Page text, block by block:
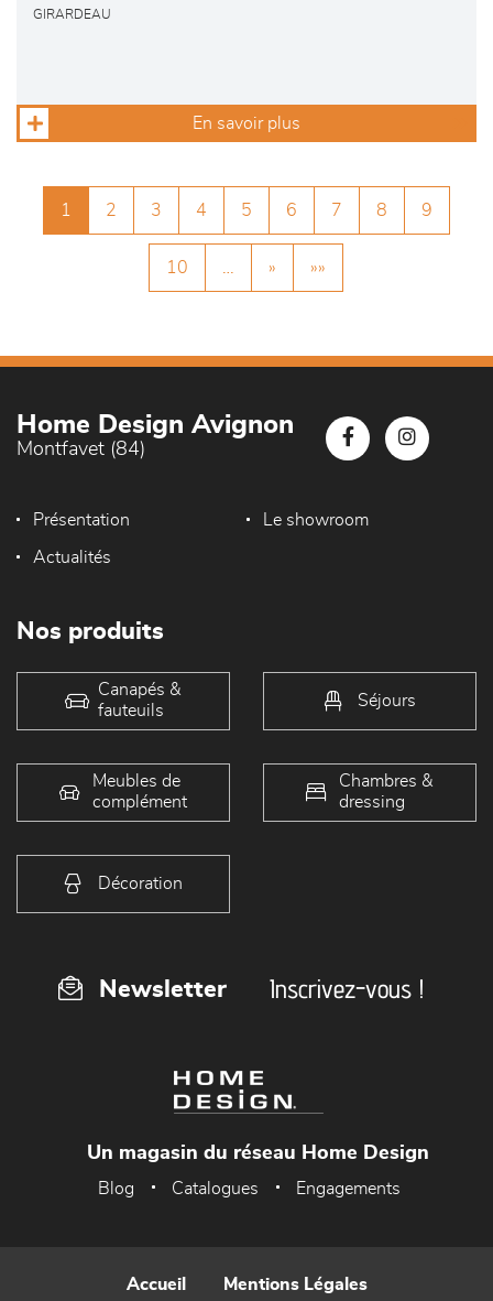
GIRARDEAU
En savoir plus
1 2 3 4 5 6 7 8 9
10 » »»
Home Design Avignon
Montfavet (84)
Présentation Le showroom
Actualités
Nos produits
Canapés &
fauteuils
Séjours
Meubles de
complément
Chambres &
dressing
Décoration
Newsletter Inscrivez-vous !
Un magasin du réseau Home Design
Blog Catalogues Engagements
Accueil Mentions Légales